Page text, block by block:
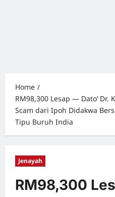
Home
RM98,300 Lesap — Dato’
Scam dari Ipoh Didakwa
Tipu Buruh India
Jenayah
RM98,300